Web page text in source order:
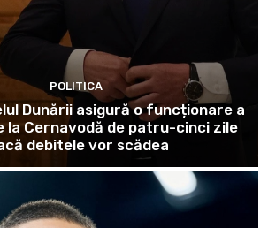
POLITICA
Dunării asigură o funcționare a
la Cernavodă de patru-cinci zile
debitele vor scădea